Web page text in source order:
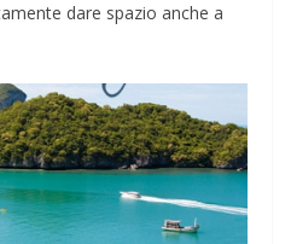
dare spazio anche a